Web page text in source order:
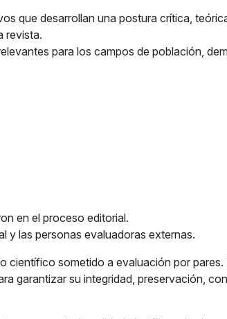
que desarrollan una postura crítica,
revista.
para los campos de población,
en el proceso editorial.
y las personas evaluadoras externas.
científico sometido a evaluación por pares.
garantizar su integridad, preservación,